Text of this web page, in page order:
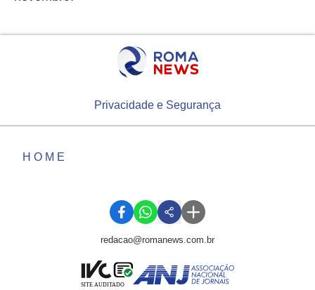
Privacidade e Segurança
HOME
redacao@romanews.com.br
SITE AUDITADO